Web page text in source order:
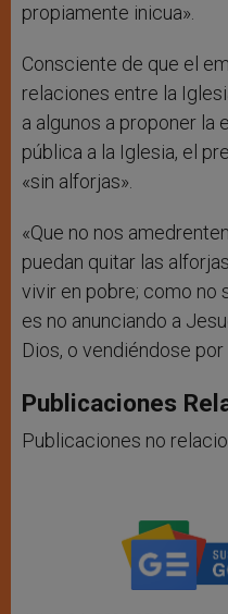
propiamente inicua».
Consciente de que el
relaciones entre la
a algunos a proponer la
pública a la Iglesia, el
«sin alforjas».
«Que no nos
puedan quitar las
vivir en pobre; como no
es no anunciando a
Dios, o vendiéndose por
Publicaciones
Publicaciones no